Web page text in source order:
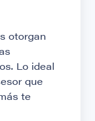
otorgan
Lo ideal
que
te